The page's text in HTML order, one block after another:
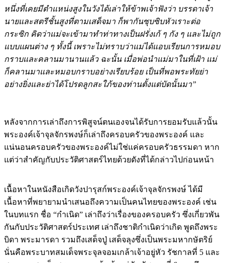
นายและสตรีชั้นสูงที่ตามเสด็จมา ก็พากันซุบซิบหัวเราะต่อ
กระซิก คิดว่าแม่จะเข้ามาทำท่าทางเป็นฝรั่งเก้ ๆ กัง ๆ และไม่ถูก
แบบแผนต่าง ๆ ทั้งนี้ เพราะไม่ทราบว่าแม่ได้แอบเรียนการหมอบ
กราบและคลานมานานแล้ว ฉะนั้น เมื่อพ่อนำแม่มาในที่เฝ้า แม่
ก็คลานมาและหมอบกราบอย่างเรียบร้อย เป็นที่พอพระทัยย่า
อย่างยิ่งและย่าได้โปรดลูกสะใภ้ของท่านตั้งแต่บัดนั้นมา”
พระองค์เจ้าจุลจักรพงษ์ก็เล่าถึงครอบครัวของพระองค์ และ
แน่นอนครอบครัวของพระองค์ไม่ใช่แค่ครอบครัวธรรมดา หาก
แต่ว่าสำคัญกับประวัติศาสตร์ไทยด้วยดังที่ได้กล่าวไปก่อนหน้า
เนื้อหาที่พยายามนำเสนอถึงความเป็นคนไทยของพระองค์ เช่น
ในบทแรก ชื่อ “กำเนิด” เล่าถึงว่าเรื่องของครอบครัว ซึ่งเกี่ยวพัน
กันกับประวัติศาสตร์ประเทศ เล่าถึงชาติกำเนิดว่าเกิด พูดถึงพระ
บิดา พระมารดา รวมถึงเสด็จปู่ เสด็จลุงซึ่งเป็นพระมหากษัตริย์
นั่นคือพระบาทสมเด็จพระจุลจอมเกล้าเจ้าอยู่หัว รัชกาลที่ 5 และ
พระบาทสมเด็จพระมงกุฎเกล้าเจ้าอยู่หัว รัชกาลที่ 6 รวมถึงการ